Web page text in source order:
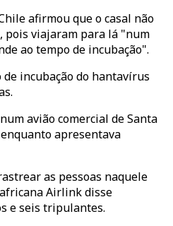
afirmou que o casal não
pois viajaram para lá "num
ao tempo de incubação".
de incubação do hantavírus
avião comercial de Santa
apresentava
as pessoas naquele
Airlink disse
e seis tripulantes.